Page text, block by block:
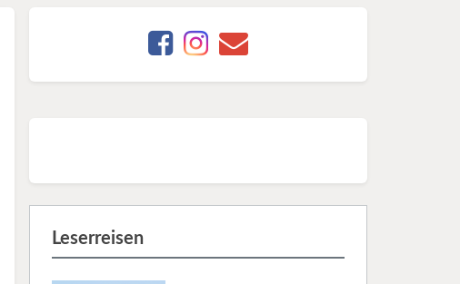
Leserreisen